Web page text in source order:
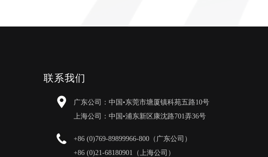
联系我们
广东公司：中国•东莞市塘厦镇科苑五路10号
上海公司：中国•浦东新区康沈路701弄36号
+86 (0)769-89899966-800（广东公司）
+86 (0)21-68180901（上海公司）